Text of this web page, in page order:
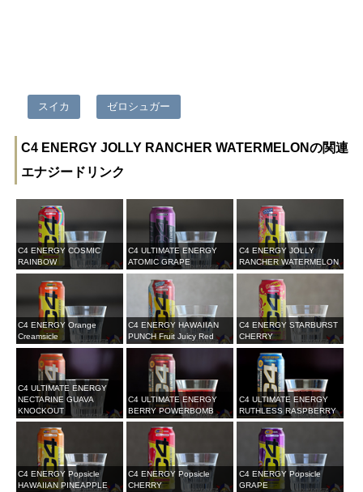
スイカ ゼロシュガー
C4 ENERGY JOLLY RANCHER WATERMELONの関連
エナジードリンク
C4 ENERGY COSMIC
RAINBOW
C4 ULTIMATE ENERGY
ATOMIC GRAPE
C4 ENERGY JOLLY
RANCHER WATERMELON
C4 ENERGY Orange
Creamsicle
C4 ENERGY HAWAIIAN
PUNCH Fruit Juicy Red
C4 ENERGY STARBURST
CHERRY
C4 ULTIMATE ENERGY
NECTARINE GUAVA
KNOCKOUT
C4 ULTIMATE ENERGY
BERRY POWERBOMB
C4 ULTIMATE ENERGY
RUTHLESS RASPBERRY
C4 ENERGY Popsicle
HAWAIIAN PINEAPPLE
C4 ENERGY Popsicle
CHERRY
C4 ENERGY Popsicle
GRAPE